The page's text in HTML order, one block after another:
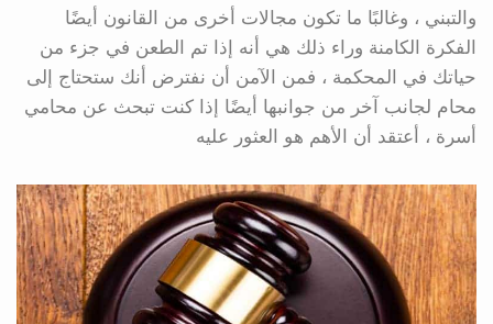
والتبني ، وغالبًا ما تكون مجالات أخرى من القانون أيضًا
الفكرة الكامنة وراء ذلك هي أنه إذا تم الطعن في جزء من
حياتك في المحكمة ، فمن الآمن أن نفترض أنك ستحتاج إلى
محام لجانب آخر من جوانبها أيضًا إذا كنت تبحث عن محامي
أسرة ، أعتقد أن الأهم هو العثور عليه